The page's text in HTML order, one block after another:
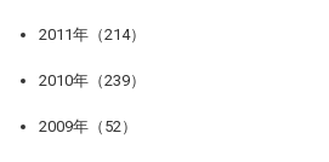
2011年（214）
2010年（239）
2009年（52）